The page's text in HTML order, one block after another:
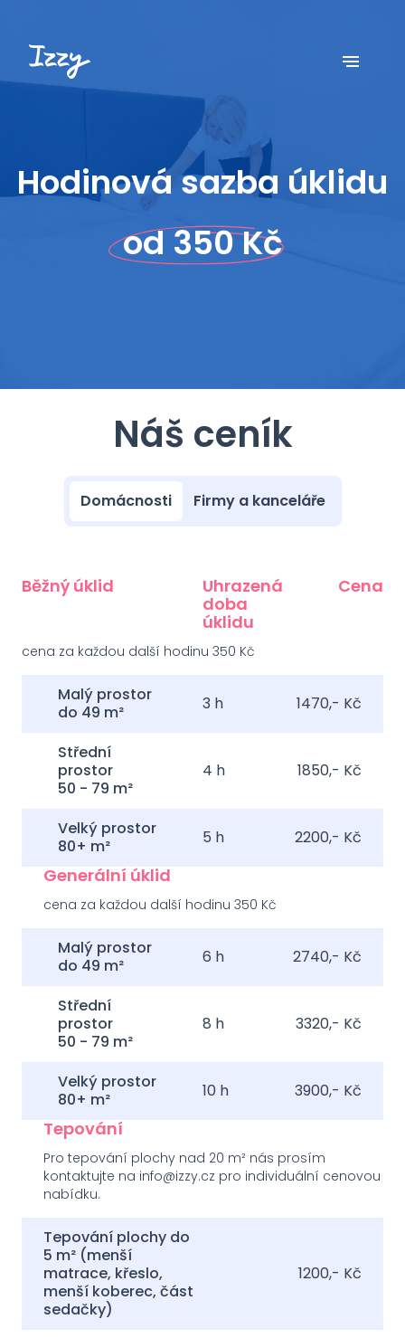
Hodinová sazba úklidu
od 350 Kč
Náš ceník
Domácnosti Firmy a kanceláře
Běžný úklid
Uhrazená
doba
úklidu
Cena
cena za každou další hodinu 350 Kč
Malý prostor
do 49 m²
3 h 1470,- Kč
Střední
prostor
50 - 79 m²
4 h 1850,- Kč
Velký prostor
80+ m²
5 h 2200,- Kč
Generální úklid
cena za každou další hodinu 350 Kč
Malý prostor
do 49 m²
6 h 2740,- Kč
Střední
prostor
50 - 79 m²
8 h 3320,- Kč
Velký prostor
80+ m²
10 h 3900,- Kč
Tepování
Pro tepování plochy nad 20 m² nás prosím
kontaktujte na info@izzy.cz pro individuální cenovou
nabídku.
Tepování plochy do
5 m² (menší
matrace, křeslo,
menší koberec, část
sedačky)
1200,- Kč